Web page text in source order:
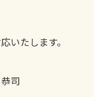
いたします。
司